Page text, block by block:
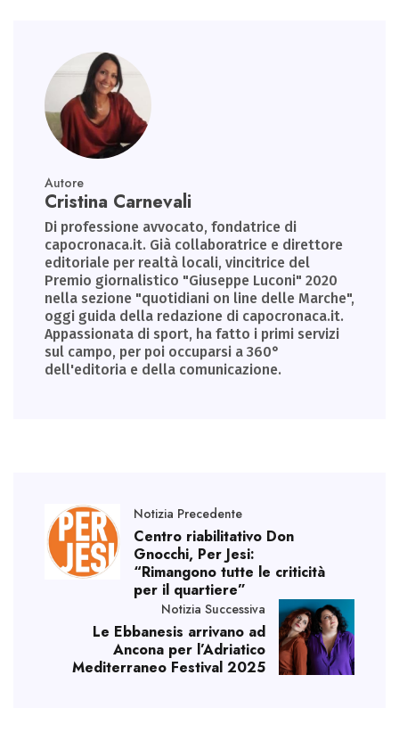
Autore
Cristina Carnevali
Di professione avvocato, fondatrice di
capocronaca.it. Già collaboratrice e direttore
editoriale per realtà locali, vincitrice del
Premio giornalistico "Giuseppe Luconi" 2020
nella sezione "quotidiani on line delle Marche",
oggi guida della redazione di capocronaca.it.
Appassionata di sport, ha fatto i primi servizi
sul campo, per poi occuparsi a 360°
dell'editoria e della comunicazione.
Notizia Precedente
Centro riabilitativo Don
Gnocchi, Per Jesi:
“Rimangono tutte le criticità
per il quartiere”
Notizia Successiva
Le Ebbanesis arrivano ad
Ancona per l’Adriatico
Mediterraneo Festival 2025